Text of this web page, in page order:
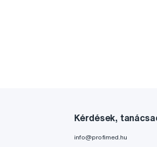
Kérdések,
info@profimed.hu